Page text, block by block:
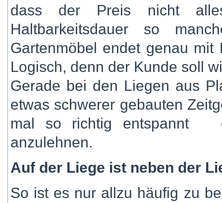
dass der Preis nicht
Haltbarkeitsdauer so
Gartenmöbel endet genau
Logisch, denn der Kunde soll
Gerade bei den Liegen aus
etwas schwerer gebauten
mal so richtig entspannt
anzulehnen.
Auf der Liege ist neben der
So ist es nur allzu häufig zu